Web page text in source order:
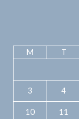
M T
3 4
10 11